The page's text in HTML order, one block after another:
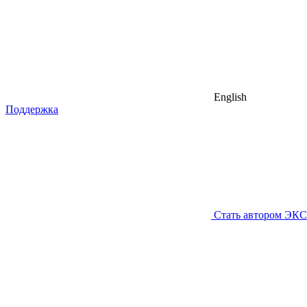
English
Поддержка
Стать автором